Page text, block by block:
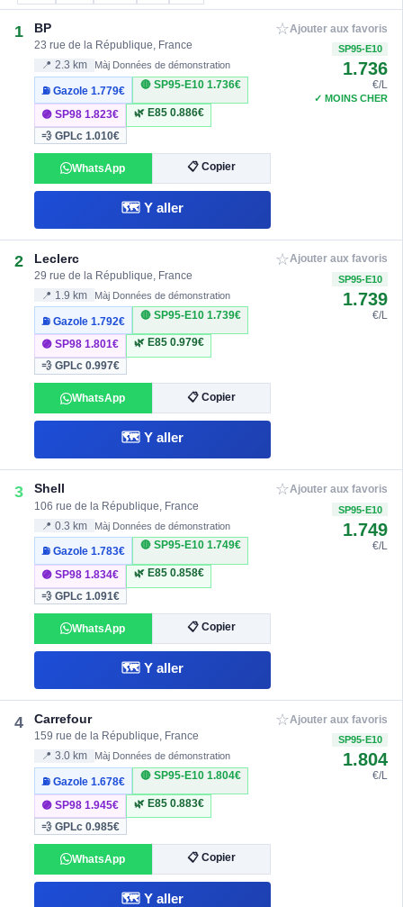
1 BP
23 rue de la République, France
📍 2.3 km Màj Données de démonstration
⛽ Gazole1.779€
🔴 SP95-E10 1.736€
🟣 SP981.823€ 🌿 E85 0.886€
💨 GPLc1.010€
WhatsApp 📋 Copier
🗺️ Y aller
☆Ajouter aux favoris
SP95-E10
1.736
€/L
✓ MOINS CHER
2 Leclerc
29 rue de la République, France
📍 1.9 km Màj Données de démonstration
⛽ Gazole1.792€
🔴 SP95-E10 1.739€
🟣 SP981.801€ 🌿 E85 0.979€
💨 GPLc0.997€
WhatsApp 📋 Copier
🗺️ Y aller
☆Ajouter aux favoris
SP95-E10
1.739
€/L
3 Shell
106 rue de la République, France
📍 0.3 km Màj Données de démonstration
⛽ Gazole1.783€
🔴 SP95-E10 1.749€
🟣 SP981.834€ 🌿 E85 0.858€
💨 GPLc1.091€
WhatsApp 📋 Copier
🗺️ Y aller
☆Ajouter aux favoris
SP95-E10
1.749
€/L
4 Carrefour
159 rue de la République, France
📍 3.0 km Màj Données de démonstration
⛽ Gazole1.678€
🔴 SP95-E10 1.804€
🟣 SP981.945€ 🌿 E85 0.883€
💨 GPLc0.985€
WhatsApp 📋 Copier
🗺️ Y aller
☆Ajouter aux favoris
SP95-E10
1.804
€/L